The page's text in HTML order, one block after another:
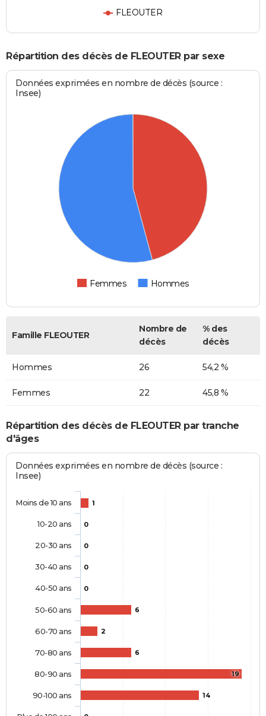
FLEOUTER
Répartition des décès de FLEOUTER par sexe
Données exprimées en nombre de décès (source :
Insee)
Femmes Hommes
Famille FLEOUTER
Nombre de
décès
% des
décès
Hommes 26 54,2 %
Femmes 22 45,8 %
Répartition des décès de FLEOUTER par tranche
d'âges
Données exprimées en nombre de décès (source :
Insee)
1
0
0
0
0
6
2
6
19
14
Moins de 10 ans
10-20 ans
20-30 ans
30-40 ans
40-50 ans
50-60 ans
60-70 ans
70-80 ans
80-90 ans
90-100 ans